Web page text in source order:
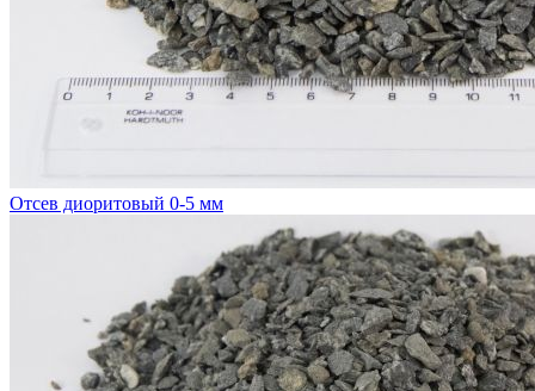
Отсев диоритовый 0-5 мм